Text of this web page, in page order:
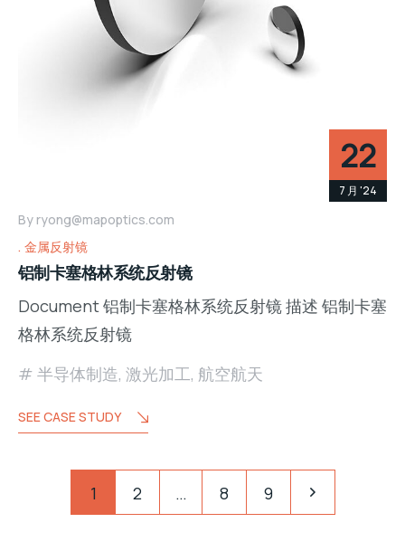
22
7 月 '24
By ryong@mapoptics.com
金属反射镜
铝制卡塞格林系统反射镜
Document 铝制卡塞格林系统反射镜 描述 铝制卡塞
格林系统反射镜
半导体制造, 激光加工, 航空航天
SEE CASE STUDY
Pagination
1 2 … 8 9